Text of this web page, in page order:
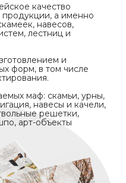
качество
а именно
навесов,
лестниц и
и
форм, в том числе
маф: скамьи, урны,
навесы и качели,
решетки,
арт-объекты